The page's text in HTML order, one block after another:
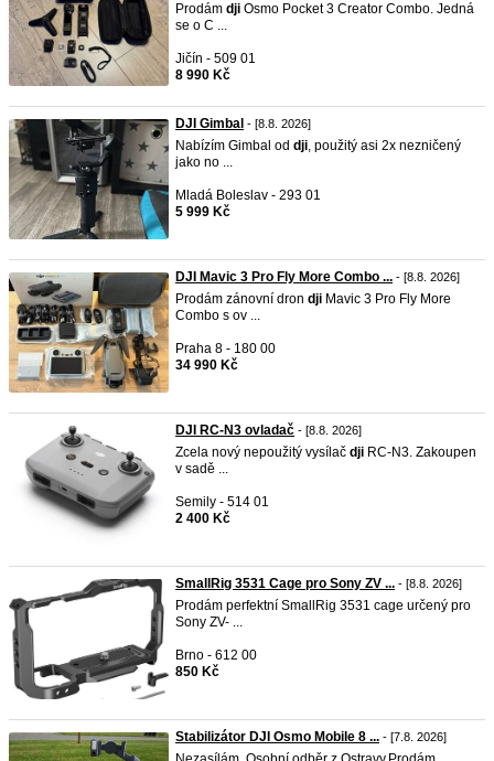
Prodám dji Osmo Pocket 3 Creator Combo. Jedná
se o C ...
Jičín - 509 01
8 990 Kč
DJI Gimbal - [8.8. 2026]
Nabízím Gimbal od dji, použitý asi 2x nezničený
jako no ...
Mladá Boleslav - 293 01
5 999 Kč
DJI Mavic 3 Pro Fly More Combo ... - [8.8. 2026]
Prodám zánovní dron dji Mavic 3 Pro Fly More
Combo s ov ...
Praha 8 - 180 00
34 990 Kč
DJI RC-N3 ovladač - [8.8. 2026]
Zcela nový nepoužitý vysílač dji RC-N3. Zakoupen
v sadě ...
Semily - 514 01
2 400 Kč
SmallRig 3531 Cage pro Sony ZV ... - [8.8. 2026]
Prodám perfektní SmallRig 3531 cage určený pro
Sony ZV- ...
Brno - 612 00
850 Kč
Stabilizátor DJI Osmo Mobile 8 ... - [7.8. 2026]